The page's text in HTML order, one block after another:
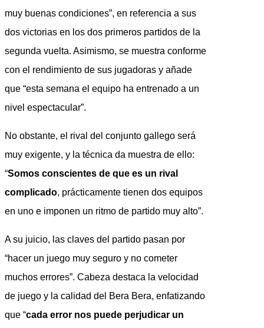
muy buenas condiciones”, en referencia a sus
dos victorias en los dos primeros partidos de la
segunda vuelta. Asimismo, se muestra conforme
con el rendimiento de sus jugadoras y añade
que “esta semana el equipo ha entrenado a un
nivel espectacular”.
No obstante, el rival del conjunto gallego será
muy exigente, y la técnica da muestra de ello:
“Somos conscientes de que es un rival
complicado, prácticamente tienen dos equipos
en uno e imponen un ritmo de partido muy alto”.
A su juicio, las claves del partido pasan por
“hacer un juego muy seguro y no cometer
muchos errores”. Cabeza destaca la velocidad
de juego y la calidad del Bera Bera, enfatizando
que “cada error nos puede perjudicar un